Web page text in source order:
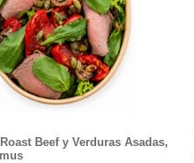
Beef y Verduras Asadas,